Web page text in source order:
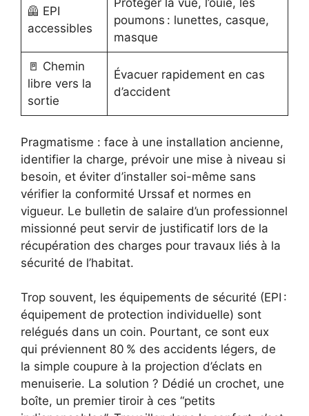
🦺 EPI
accessibles
Protéger la vue, l’ouïe, les
poumons : lunettes, casque,
masque
🚪 Chemin
libre vers la
sortie
Évacuer rapidement en cas
d’accident
Pragmatisme : face à une installation ancienne,
identifier la charge, prévoir une mise à niveau si
besoin, et éviter d’installer soi-même sans
vérifier la conformité Urssaf et normes en
vigueur. Le bulletin de salaire d’un professionnel
missionné peut servir de justificatif lors de la
récupération des charges pour travaux liés à la
sécurité de l’habitat.
Trop souvent, les équipements de sécurité (EPI :
équipement de protection individuelle) sont
relégués dans un coin. Pourtant, ce sont eux
qui préviennent 80 % des accidents légers, de
la simple coupure à la projection d’éclats en
menuiserie. La solution ? Dédié un crochet, une
boîte, un premier tiroir à ces “petits